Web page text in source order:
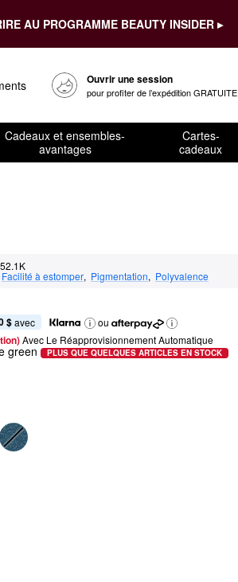
AU PROGRAMME BEAUTY INSIDER ▸
Ouvrir une session
pour profiter de l’expédition GRATUITE
Cadeaux et ensembles-
avantages
Cartes-
cadeaux
52.1K
Facilité à estomper, Pigmentation, Polyvalence
$ avec
ou
Avec Le Réapprovisionnement Automatique
green PLUS QUE QUELQUES ARTICLES EN STOCK